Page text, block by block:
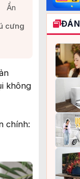
Ẩn
cưng​
không
chính: